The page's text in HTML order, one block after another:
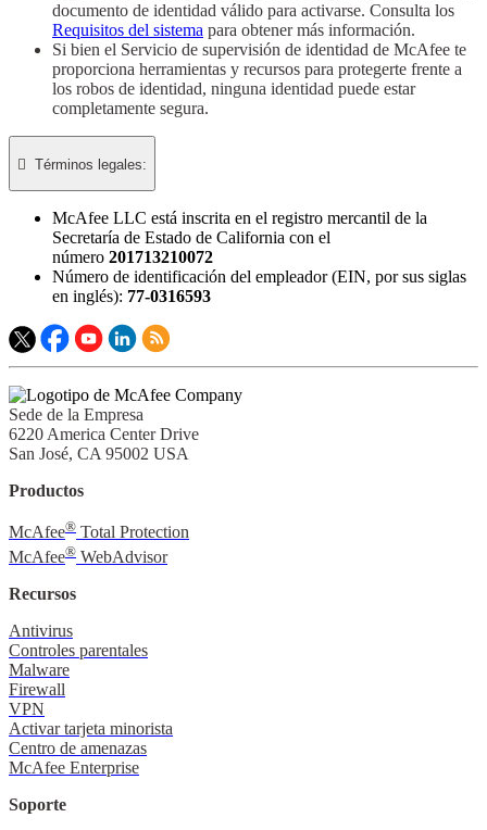
documento de identidad válido para activarse. Consulta los
Requisitos del sistema para obtener más información.
Si bien el Servicio de supervisión de identidad de McAfee te
proporciona herramientas y recursos para protegerte frente a
los robos de identidad, ninguna identidad puede estar
completamente segura.
 Términos legales:​
McAfee LLC está inscrita en el registro mercantil de la
Secretaría de Estado de California con el
número 201713210072
Número de identificación del empleador (EIN, por sus siglas
en inglés): 77-0316593
Sede de la Empresa
6220 America Center Drive
San José, CA 95002 USA
Productos
McAfee® Total Protection
McAfee® WebAdvisor
Recursos
Antivirus
Controles parentales
Malware
Firewall
VPN
Activar tarjeta minorista
Centro de amenazas
McAfee Enterprise
Soporte